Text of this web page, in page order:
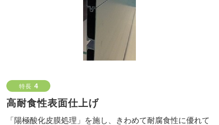
特長 4
高耐食性表面仕上げ
「陽極酸化皮膜処理」を施し、きわめて耐腐食性に優れて